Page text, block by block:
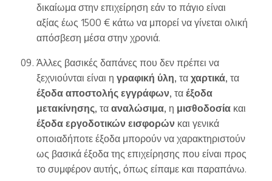
δικαίωμα στην επιχείρηση εάν το πάγιο είναι
αξίας έως 1500 € κάτω να μπορεί να γίνεται ολική
απόσβεση μέσα στην χρονιά.
Άλλες βασικές δαπάνες που δεν πρέπει να
ξεχνιούνται είναι η γραφική ύλη, τα χαρτικά, τα
έξοδα αποστολής εγγράφων, τα έξοδα
μετακίνησης, τα αναλώσιμα, η μισθοδοσία και
έξοδα εργοδοτικών εισφορών και γενικά
οποιαδήποτε έξοδα μπορούν να χαρακτηριστούν
ως βασικά έξοδα της επιχείρησης που είναι προς
το συμφέρον αυτής, όπως είπαμε και παραπάνω.